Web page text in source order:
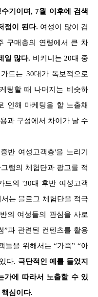
기이며, 7월 이후에 검색
점이 된다. 여성이 많이 검
구매층의 연령에서 큰 차
일 많다. 비키니는 20대 중
드는 30대가 독보적으로
팅할 때 나머지는 비슷하
인해 마케팅을 할 노출채
과 구성에서 차이가 날 수
반 여성고객층'을 노리기
램의 체험단과 광고를 적
드의 '30대 후반 여성고객
는 블로그 체험단을 적극
의 여성들의 관심을 사로
”과 관련된 컨텐츠를 활용
들을 위해서는 “가족” “아
다. 극단적인 예를 들었지
가에 따라서 노출할 수 있
심이다.